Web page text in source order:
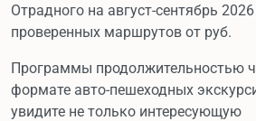
Отрадного на август-сентябрь 2026
проверенных маршрутов от руб.
Программы продолжительностью
формате авто-пешеходных
увидите не только интересующую